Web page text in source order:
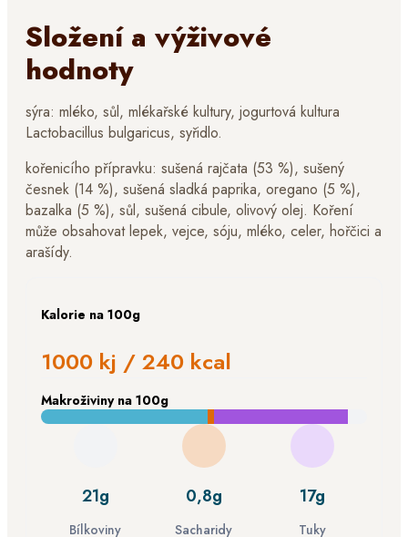
Složení a výživové
hodnoty
sýra: mléko, sůl, mlékařské kultury, jogurtová kultura
Lactobacillus bulgaricus, syřidlo.
kořenicího přípravku: sušená rajčata (53 %), sušený
česnek (14 %), sušená sladká paprika, oregano (5 %),
bazalka (5 %), sůl, sušená cibule, olivový olej. Koření
může obsahovat lepek, vejce, sóju, mléko, celer, hořčici a
arašídy.
Kalorie na 100g
1000 kj / 240 kcal
Makroživiny na 100g
21g
Bílkoviny
0,8g
Sacharidy
17g
Tuky